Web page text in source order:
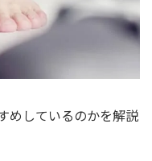
めしているのかを解説